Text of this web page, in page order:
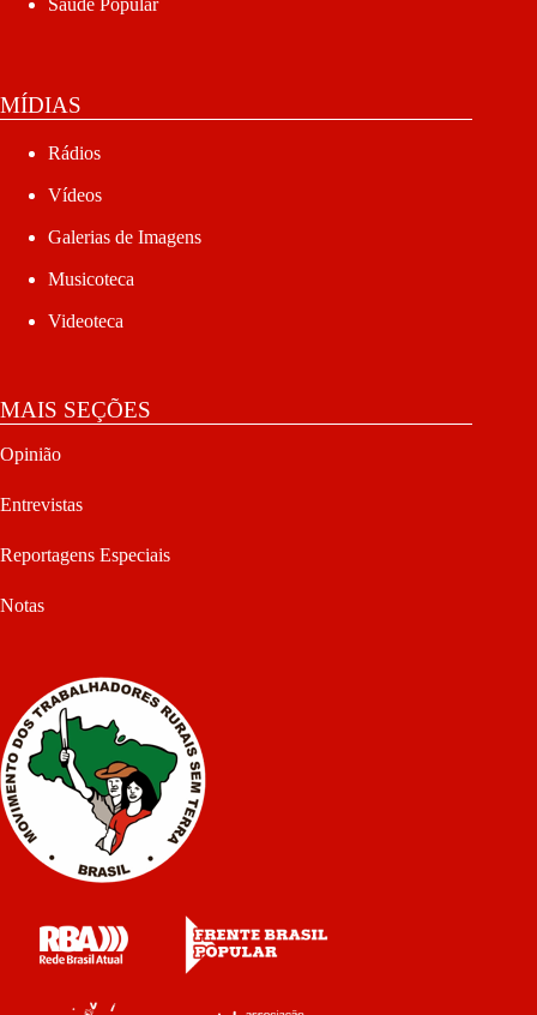
Saúde Popular
MÍDIAS
Rádios
Vídeos
Galerias de Imagens
Musicoteca
Videoteca
MAIS SEÇÕES
Opinião
Entrevistas
Reportagens Especiais
Notas